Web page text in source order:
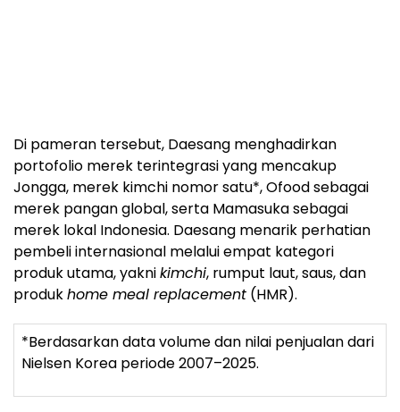
Di pameran tersebut, Daesang menghadirkan
portofolio merek terintegrasi yang mencakup
Jongga, merek kimchi nomor satu*, Ofood sebagai
merek pangan global, serta Mamasuka sebagai
merek lokal Indonesia. Daesang menarik perhatian
pembeli internasional melalui empat kategori
produk utama, yakni
kimchi
, rumput laut, saus, dan
produkhome meal replacement(HMR).
*Berdasarkan data volume dan nilai penjualan dari
Nielsen Korea periode 2007–2025.